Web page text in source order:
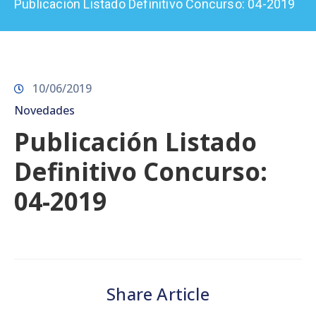
Publicación Listado Definitivo Concurso: 04-2019
10/06/2019
Novedades
Publicación Listado
Definitivo Concurso:
04-2019
Share Article